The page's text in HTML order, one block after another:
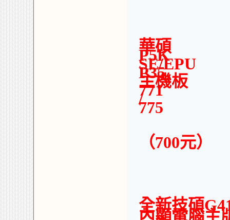
華碩
P5K
SE/EPU
P35
主機板
771
/
775
（700元）
全新技碩